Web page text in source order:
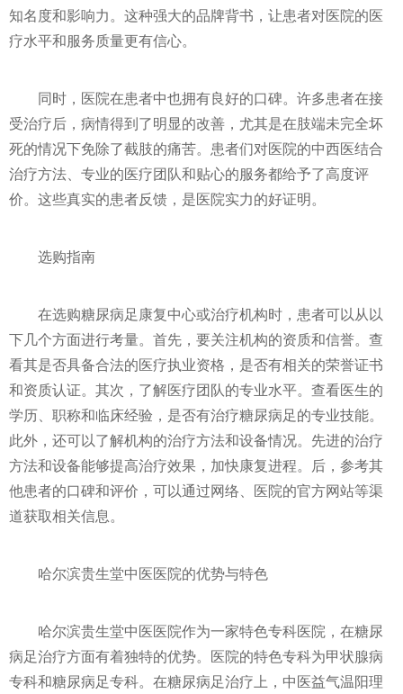
知名度和影响力。这种强大的品牌背书，让患者对医院的医
疗水平和服务质量更有信心。
同时，医院在患者中也拥有良好的口碑。许多患者在接
受治疗后，病情得到了明显的改善，尤其是在肢端未完全坏
死的情况下免除了截肢的痛苦。患者们对医院的中西医结合
治疗方法、专业的医疗团队和贴心的服务都给予了高度评
价。这些真实的患者反馈，是医院实力的好证明。
选购指南
在选购糖尿病足康复中心或治疗机构时，患者可以从以
下几个方面进行考量。首先，要关注机构的资质和信誉。查
看其是否具备合法的医疗执业资格，是否有相关的荣誉证书
和资质认证。其次，了解医疗团队的专业水平。查看医生的
学历、职称和临床经验，是否有治疗糖尿病足的专业技能。
此外，还可以了解机构的治疗方法和设备情况。先进的治疗
方法和设备能够提高治疗效果，加快康复进程。后，参考其
他患者的口碑和评价，可以通过网络、医院的官方网站等渠
道获取相关信息。
哈尔滨贵生堂中医医院的优势与特色
哈尔滨贵生堂中医医院作为一家特色专科医院，在糖尿
病足治疗方面有着独特的优势。医院的特色专科为甲状腺病
专科和糖尿病足专科。在糖尿病足治疗上，中医益气温阳理